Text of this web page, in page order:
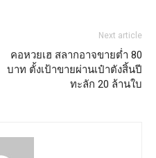
Next article
คอหวยเฮ สลากอาจขายต่ำ 80
บาท ตั้งเป้าขายผ่านเป๋าตังสิ้นปี
ทะลัก 20 ล้านใบ